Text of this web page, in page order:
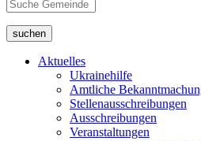
suchen
Aktuelles
Ukrainehilfe
Amtliche
Stellenausschreibungen
Ausschreibungen
Veranstaltungen